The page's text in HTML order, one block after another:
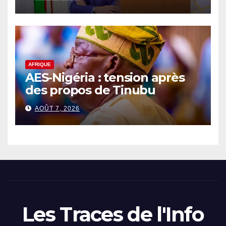
AFRIQUE
AES-Nigéria : tension après
des propos de Tinubu
AOÛT 7, 2026
Les Traces de l'Info